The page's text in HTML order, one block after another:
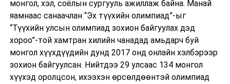
монгол, хэл, соёлын сургууль ажиллаж байна. Манай
яамнаас санаачлан “Эх түүхийн олимпиад”-ыг
“Түүхийн улсын олимпиад зохион байгуулах дэд
хороо”-той хамтран хилийн чанадад амьдарч буй
монгол хүүхдүүдийн дунд 2017 онд онлайн хэлбэрээр
зохион байгуулсан. Нийтдээ 29 улсаас 134 монгол
хүүхэд оролцсон, ихээхэн өрсөлдөөнтэй олимпиад